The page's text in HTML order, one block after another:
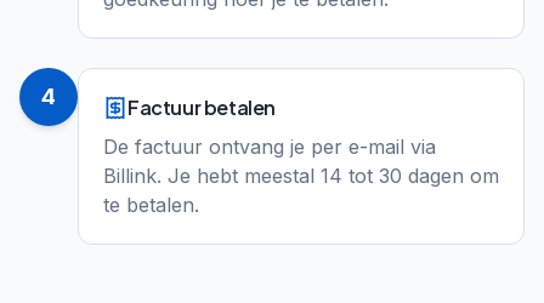
4 Factuur betalen
De factuur ontvang je per e-mail via
Billink. Je hebt meestal 14 tot 30 dagen om
te betalen.